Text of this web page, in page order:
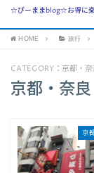
☆ぴーままblog☆お得に
HOME 旅行
CATEGORY：京都・
京都・奈良
京